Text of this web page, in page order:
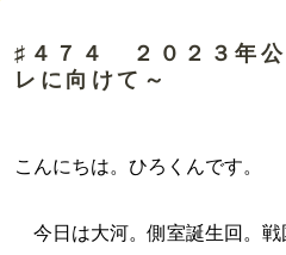
♯４７４ ２０２３年
レに向けて～
こんにちは。ひろくんです。
今日は大河。側室誕生回。戦